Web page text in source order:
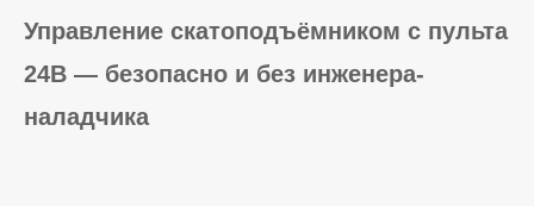
Управление скатоподъёмником с пульта
24В — безопасно и без инженера-
наладчика